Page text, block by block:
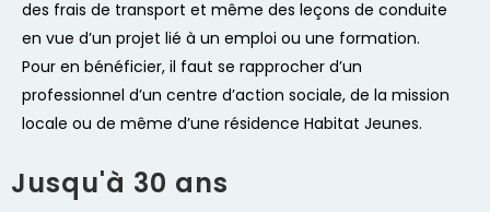
des frais de transport et même des leçons de conduite
en vue d’un projet lié à un emploi ou une formation.
Pour en bénéficier, il faut se rapprocher d’un
professionnel d’un centre d’action sociale, de la mission
locale ou de même d’une résidence Habitat Jeunes.
Jusqu'à 30 ans